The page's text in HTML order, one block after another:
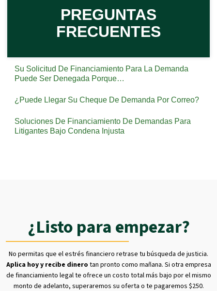
PREGUNTAS
FRECUENTES
Su Solicitud De Financiamiento Para La Demanda
Puede Ser Denegada Porque…
¿Puede Llegar Su Cheque De Demanda Por Correo?
Soluciones De Financiamiento De Demandas Para
Litigantes Bajo Condena Injusta
¿Listo para empezar?
No permitas que el estrés financiero retrase tu búsqueda de justicia.
Aplica hoy y recibe dinero tan pronto como mañana. Si otra empresa
de financiamiento legal te ofrece un costo total más bajo por el mismo
monto de adelanto, superaremos su oferta o te pagaremos $250.